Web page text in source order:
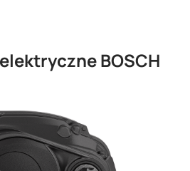
BOSCH